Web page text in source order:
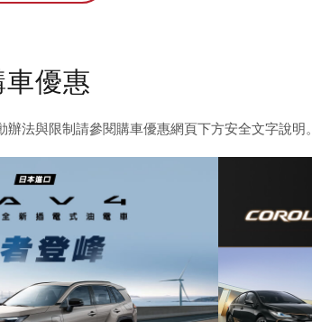
車優惠
法與限制請參閱購車優惠網頁下方安全文字說明。